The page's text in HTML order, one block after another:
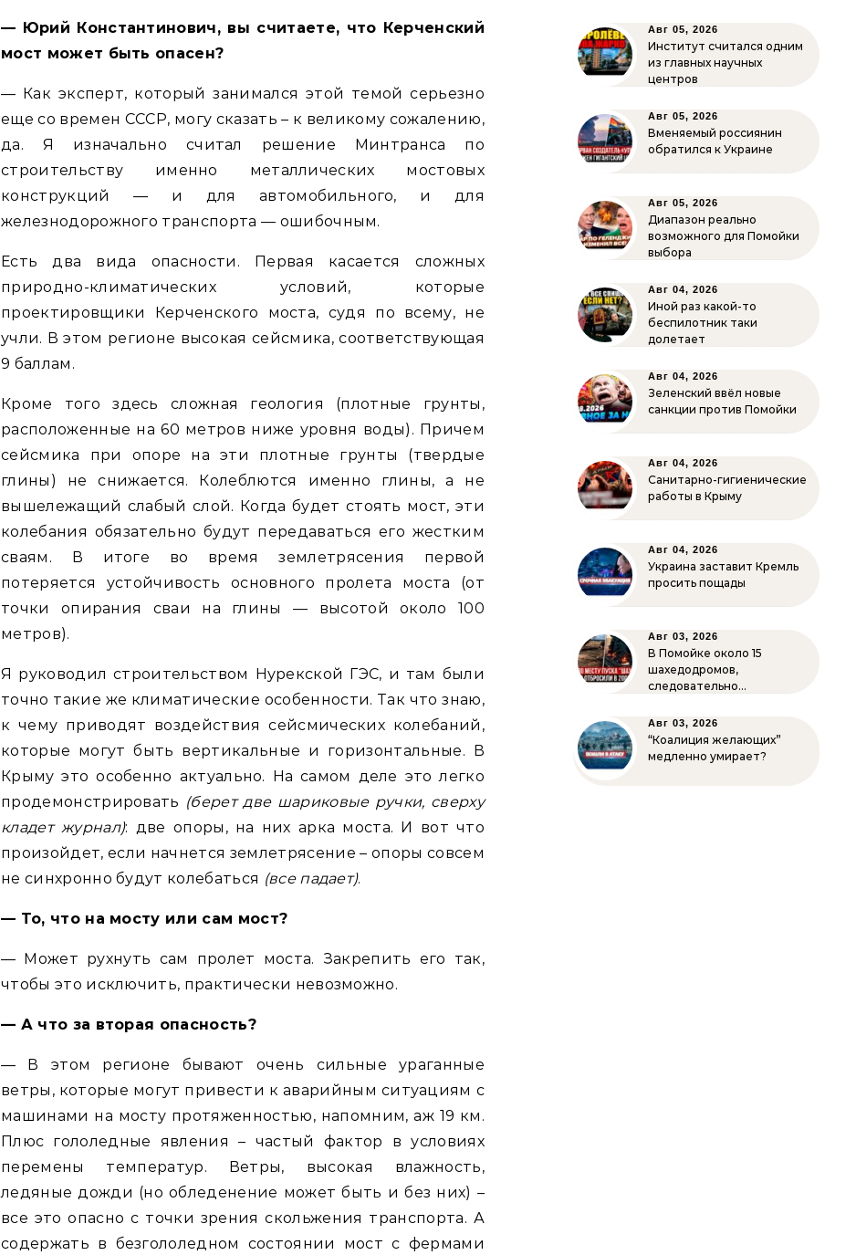
— Юрий Константинович, вы считаете, что Керченский
мост может быть опасен?
— Как эксперт, который занимался этой темой серьезно
еще со времен СССР, могу сказать – к великому сожалению,
да. Я изначально считал решение Минтранса по
строительству именно металлических мостовых
конструкций — и для автомобильного, и для
железнодорожного транспорта — ошибочным.
Есть два вида опасности. Первая касается сложных
природно-климатических условий, которые
проектировщики Керченского моста, судя по всему, не
учли. В этом регионе высокая сейсмика, соответствующая
9 баллам.
Кроме того здесь сложная геология (плотные грунты,
расположенные на 60 метров ниже уровня воды). Причем
сейсмика при опоре на эти плотные грунты (твердые
глины) не снижается. Колеблются именно глины, а не
вышележащий слабый слой. Когда будет стоять мост, эти
колебания обязательно будут передаваться его жестким
сваям. В итоге во время землетрясения первой
потеряется устойчивость основного пролета моста (от
точки опирания сваи на глины — высотой около 100
метров).
Я руководил строительством Нурекской ГЭС, и там были
точно такие же климатические особенности. Так что знаю,
к чему приводят воздействия сейсмических колебаний,
которые могут быть вертикальные и горизонтальные. В
Крыму это особенно актуально. На самом деле это легко
продемонстрировать (берет две шариковые ручки, сверху
кладет журнал): две опоры, на них арка моста. И вот что
произойдет, если начнется землетрясение – опоры совсем
не синхронно будут колебаться (все падает).
— То, что на мосту или сам мост?
— Может рухнуть сам пролет моста. Закрепить его так,
чтобы это исключить, практически невозможно.
— А что за вторая опасность?
— В этом регионе бывают очень сильные ураганные
ветры, которые могут привести к аварийным ситуациям с
машинами на мосту протяженностью, напомним, аж 19 км.
Плюс гололедные явления – частый фактор в условиях
перемены температур. Ветры, высокая влажность,
ледяные дожди (но обледенение может быть и без них) –
все это опасно с точки зрения скольжения транспорта. А
содержать в безгололедном состоянии мост с фермами
Авг 05, 2026
Институт считался одним
из главных научных
центров
Авг 05, 2026
Вменяемый россиянин
обратился к Украине
Авг 05, 2026
Диапазон реально
возможного для Помойки
выбора
Авг 04, 2026
Иной раз какой-то
беспилотник таки
долетает
Авг 04, 2026
Зеленский ввёл новые
санкции против Помойки
Авг 04, 2026
Санитарно-гигиенические
работы в Крыму
Авг 04, 2026
Украина заставит Кремль
просить пощады
Авг 03, 2026
В Помойке около 15
шахедодромов,
следовательно…
Авг 03, 2026
“Коалиция желающих”
медленно умирает?